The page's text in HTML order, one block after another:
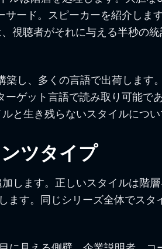
ード。スピーカーを紹介しま
視聴者がそれに与える半秒の
し、多くの言語で出荷します
ゲット言語で読み取り可能で
と生き残らないスタイルについ
ツタイプ
します。正しいスタイルは階
す。同じシリーズ全体でス